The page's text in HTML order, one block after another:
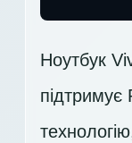
Ноутбук